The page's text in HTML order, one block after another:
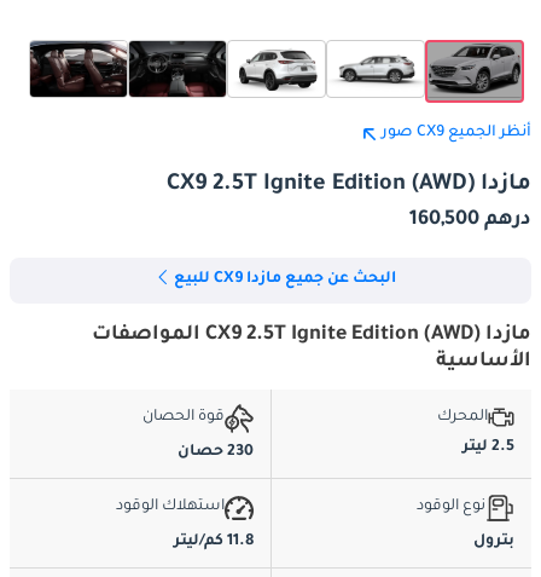
أنظر الجميع CX9 صور
مازدا CX9 2.5T Ignite Edition (AWD)
درهم 160,500
البحث عن جميع مازدا CX9 للبيع
مازدا CX9 2.5T Ignite Edition (AWD) المواصفات
الأساسية
المحرك
2.5 ليتر
قوة الحصان
230 حصان
نوع الوقود
بترول
استهلاك الوقود
11.8 كم/ليتر